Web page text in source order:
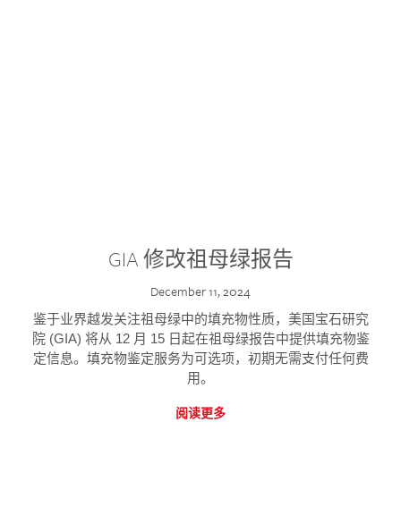
GIA 修改祖母绿报告
December 11, 2024
鉴于业界越发关注祖母绿中的填充物性质，美国宝石研究
院 (GIA) 将从 12 月 15 日起在祖母绿报告中提供填充物鉴
定信息。填充物鉴定服务为可选项，初期无需支付任何费
用。
阅读更多